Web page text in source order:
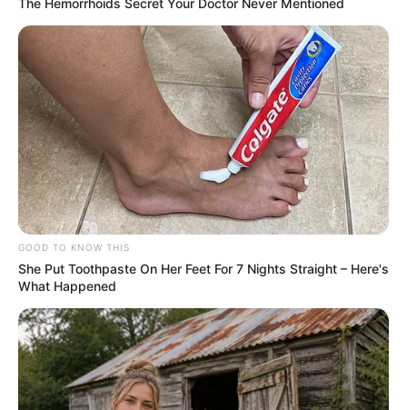
Jhonatas Lima Silva, trabalhou numa padaria aos 16 anos
para comprar o primeiro computador . —Foto: JASB .
De padaria à sala de aula de uma multinacional russa: a
história do piauiense Jhonatas, 18 anos.
no
08.junho.2026.
WhatsApp: Grupos Estaduais |Sem computador em casa,
Jhonatas Lima Silva trabalhou numa padaria aos 16 anos para
comprar o primeiro. Dois anos depois, ensina Python para
The Hemorrhoids Secret Your Doctor Never Mentioned
GOOD TO KNOW THIS
She Put Toothpaste On Her Feet For 7 Nights Straight – Here's
What Happened